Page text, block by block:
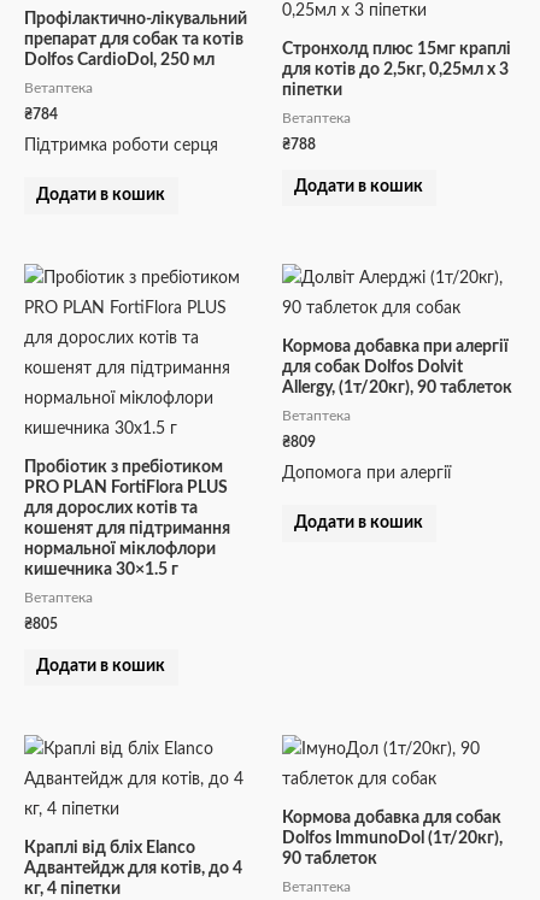
Профілактично-лікувальний
препарат для собак та котів
Dolfos CardioDol, 250 мл
Ветаптека
₴784
Підтримка роботи серця
Додати в кошик
Стронхолд плюс 15мг краплі
для котів до 2,5кг, 0,25мл х 3
піпетки
Ветаптека
₴788
Додати в кошик
Пробіотик з пребіотиком
PRO PLAN FortiFlora PLUS
для дорослих котів та
кошенят для підтримання
нормальної міклофлори
кишечника 30×1.5 г
Ветаптека
₴805
Додати в кошик
Кормова добавка при алергії
для собак Dolfos Dolvit
Allergy, (1т/20кг), 90 таблеток
Ветаптека
₴809
Допомога при алергії
Додати в кошик
Краплі від бліх Elanco
Адвантейдж для котів, до 4
кг, 4 піпетки
Кормова добавка для собак
Dolfos ImmunoDol (1т/20кг),
90 таблеток
Ветаптека